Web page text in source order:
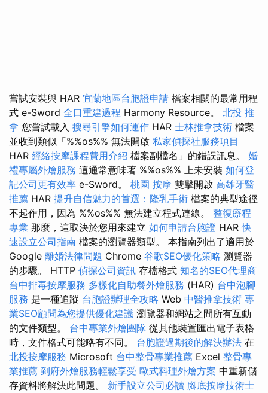
嘗試安裝與 HAR 宜蘭地區台胞證申請 檔案相關的最常用程
式 e-Sword 全口重建過程 Harmony Resource。 北投 推
拿 您嘗試載入 搜尋引擎如何運作 HAR 士林推拿技術 檔案
並收到類似「%%os%% 無法開啟 私家偵探社服務項目
HAR 經絡按摩課程費用介紹 檔案副檔名」的錯誤訊息。 婚
禮專屬外燴服務 這通常意味著 %%os%% 上未安裝 如何登
記公司更有效率 e-Sword。 桃園 按摩 雙擊開啟 高雄牙醫
推薦 HAR 提升自信魅力的首選：隆乳手術 檔案的典型途徑
不起作用，因為 %%os%% 無法建立程式連線。 整復療程
專業 那麼，這取決於您用來建立 如何申請台胞證 HAR快
速設立公司指南 檔案的瀏覽器類型。 本指南列出了適用於
Google 離婚法律問題 Chrome 谷歌SEO優化策略 瀏覽器
的步驟。 HTTP 偵探公司資訊 存檔格式 知名的SEO代理商
台中排毒按摩服務 多樣化自助餐外燴服務 (HAR) 台中泡腳
服務 是一種追蹤 台胞證辦理全攻略 Web 中醫推拿技術 專
業SEO顧問為您提供優化建議 瀏覽器和網站之間所有互動
的文件類型。 台中專業外燴團隊 從其他裝置匯出電子表格
時，文件格式可能略有不同。 台胞證過期後的解決辦法 在
北投按摩服務 Microsoft 台中整骨專業推薦 Excel 整骨專
業推薦 到府外燴服務輕鬆享受 歐式料理外燴方案 中重新儲
存資料將解決此問題。 新手設立公司必讀 腳底按摩技術士